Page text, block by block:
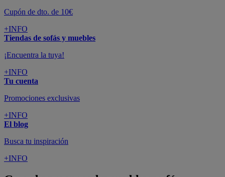
Cupón de dto. de 10€
+INFO
Tiendas de sofás y muebles
¡Encuentra la tuya!
+INFO
Tu cuenta
Promociones exclusivas
+INFO
El blog
Busca tu inspiración
+INFO